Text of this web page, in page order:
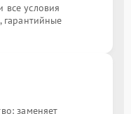
все условия
гарантийные
заменяет